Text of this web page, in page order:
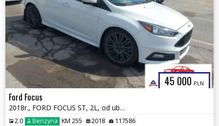
45 000 PLN
Ford Focus
2018r., FORD FOCUS ST, 2L, od ubezpieczalni
2.0 Benzyna KM 255 2018 117586